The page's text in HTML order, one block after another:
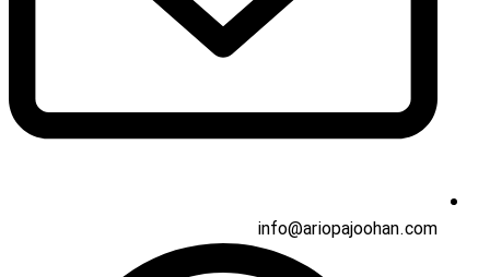
info@ariopajoohan.com